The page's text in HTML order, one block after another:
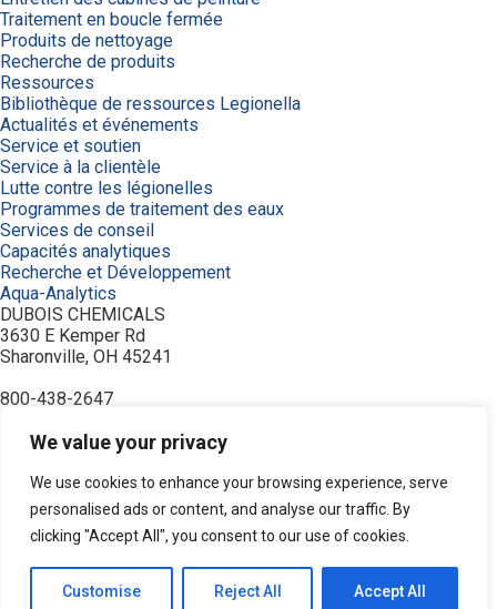
We value your privacy
We use cookies to enhance your browsing experience, serve
personalised ads or content, and analyse our traffic. By
clicking "Accept All", you consent to our use of cookies.
Customise Reject All Accept All
Traitement en boucle fermée
Produits de nettoyage
Recherche de produits
Ressources
Bibliothèque de ressources Legionella
Actualités et événements
Service et soutien
Service à la clientèle
Lutte contre les légionelles
Programmes de traitement des eaux
Services de conseil
Capacités analytiques
Recherche et Développement
Aqua-Analytics
DUBOIS CHEMICALS
3630 E Kemper Rd
Sharonville, OH 45241
800-438-2647
À propos de nous
Achetez maintenant
Commande
Contactez-nous
Équipement
Industries
Modalités